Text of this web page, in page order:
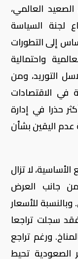
العالمي،
لجنة السياسة
إلى التطورات
واحتمالية
التوريد، ومن
في الاقتصادات
حذرا في إدارة
عدم اليقين بشأن
لا تزال
جانب العرض
للأسعار
فقد سجلت تراجعا
ورغم تراجع
الصعودية تحيط